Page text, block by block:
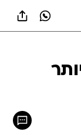
יותר